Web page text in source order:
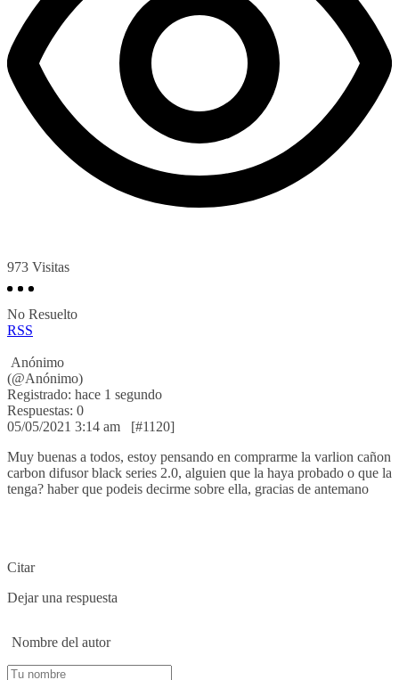
973 Visitas
No Resuelto
RSS
Anónimo
(@Anónimo)
Registrado: hace 1 segundo
Respuestas: 0
05/05/2021 3:14 am
[#1120]
Muy buenas a todos, estoy pensando en comprarme la varlion cañon
carbon difusor black series 2.0, alguien que la haya probado o que la
tenga? haber que podeis decirme sobre ella, gracias de antemano
Citar
Dejar una respuesta
Nombre del autor